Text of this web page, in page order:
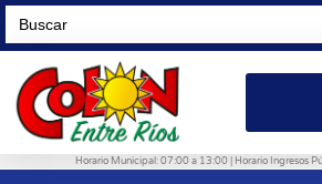
Search
for:
Horario Municipal: 07:00 a 13:00 | Horario Ingresos